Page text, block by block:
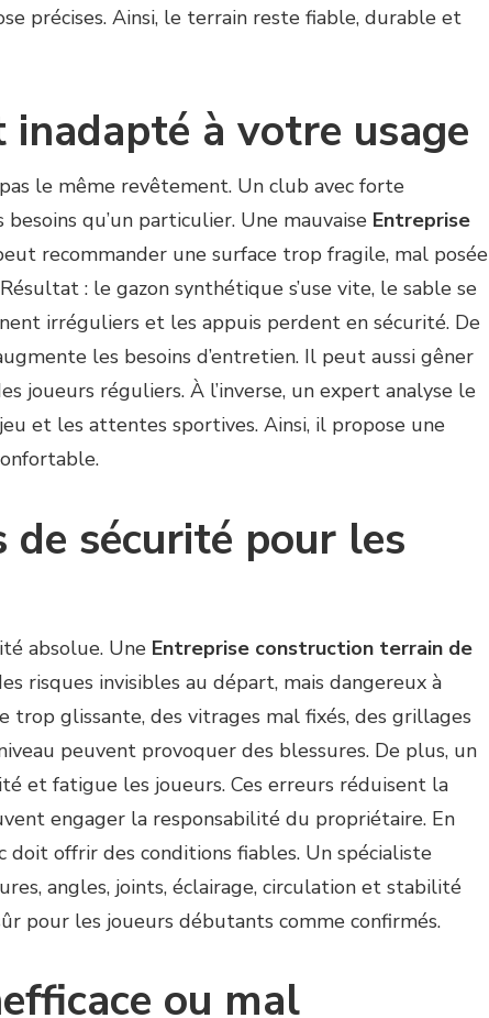
précises. Ainsi, le terrain reste fiable, durable et
à votre usage
le même revêtement. Un club avec forte
qu’un particulier. Une mauvaise Entreprise
recommander une surface trop fragile, mal posée
: le gazon synthétique s’use vite, le sable se
irréguliers et les appuis perdent en sécurité. De
les besoins d’entretien. Il peut aussi gêner
joueurs réguliers. À l’inverse, un expert analyse le
et les attentes sportives. Ainsi, il propose une
de sécurité pour les
absolue. Une Entreprise construction terrain de
risques invisibles au départ, mais dangereux à
trop glissante, des vitrages mal fixés, des grillages
peuvent provoquer des blessures. De plus, un
et fatigue les joueurs. Ces erreurs réduisent la
engager la responsabilité du propriétaire. En
offrir des conditions fiables. Un spécialiste
angles, joints, éclairage, circulation et stabilité
pour les joueurs débutants comme confirmés.
ou mal